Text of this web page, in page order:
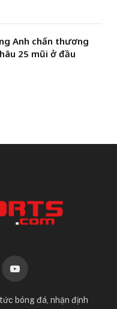
Anh chấn thương
25 mũi ở đầu
YouTube
bóng đá, nhận định